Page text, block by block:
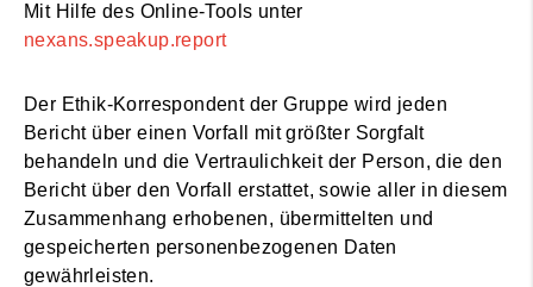
Mit Hilfe des Online-Tools unter
nexans.speakup.report
Der Ethik-Korrespondent der Gruppe wird jeden
Bericht über einen Vorfall mit größter Sorgfalt
behandeln und die Vertraulichkeit der Person, die den
Bericht über den Vorfall erstattet, sowie aller in diesem
Zusammenhang erhobenen, übermittelten und
gespeicherten personenbezogenen Daten
gewährleisten.